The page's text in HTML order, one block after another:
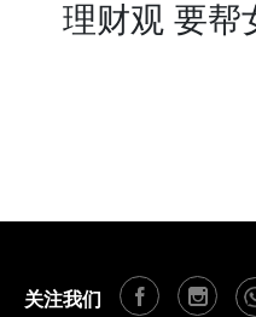
理财观 要帮
关注我们